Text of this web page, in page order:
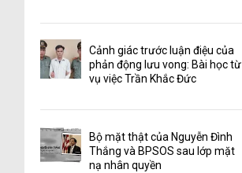
Cảnh giác trước luận điệu của
phản động lưu vong: Bài học từ
vụ việc Trần Khắc Đức
Bộ mặt thật của Nguyễn Đình
Thắng và BPSOS sau lớp mặt
nạ nhân quyền